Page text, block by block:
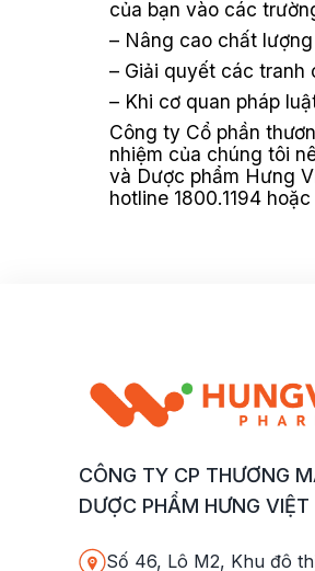
của bạn vào các
– Nâng cao chất
– Giải quyết các tranh
– Khi cơ quan pháp
Công ty Cổ phần
nhiệm của chúng tôi
và Dược phẩm Hưng
hotline 1800.1194
CÔNG TY CP THƯƠNG
DƯỢC PHẨM HƯNG VIỆT
Số 46, Lô M2, Khu đô